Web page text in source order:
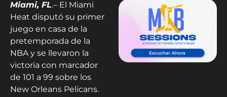
Miami, FL.– El Miami
Heat disputó su primer
juego en casa de la
pretemporada de la
NBA y se llevaron la
victoria con marcador
de 101 a 99 sobre los
New Orleans Pelicans.